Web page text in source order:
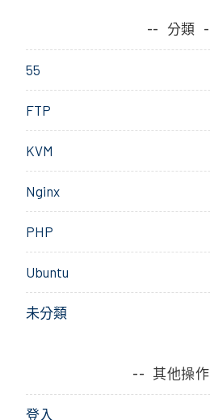
分類
55
FTP
KVM
Nginx
PHP
Ubuntu
未分類
其他操作
登入